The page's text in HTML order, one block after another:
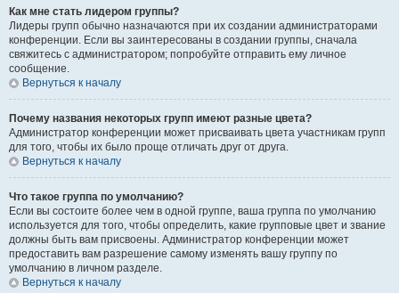
Как мне стать лидером группы?
Лидеры групп обычно назначаются при их создании администраторами
конференции. Если вы заинтересованы в создании группы, сначала
свяжитесь с администратором; попробуйте отправить ему личное
сообщение.
Вернуться к началу
Почему названия некоторых групп имеют разные цвета?
Администратор конференции может присваивать цвета участникам групп
для того, чтобы их было проще отличать друг от друга.
Вернуться к началу
Что такое группа по умолчанию?
Если вы состоите более чем в одной группе, ваша группа по умолчанию
используется для того, чтобы определить, какие групповые цвет и звание
должны быть вам присвоены. Администратор конференции может
предоставить вам разрешение самому изменять вашу группу по
умолчанию в личном разделе.
Вернуться к началу